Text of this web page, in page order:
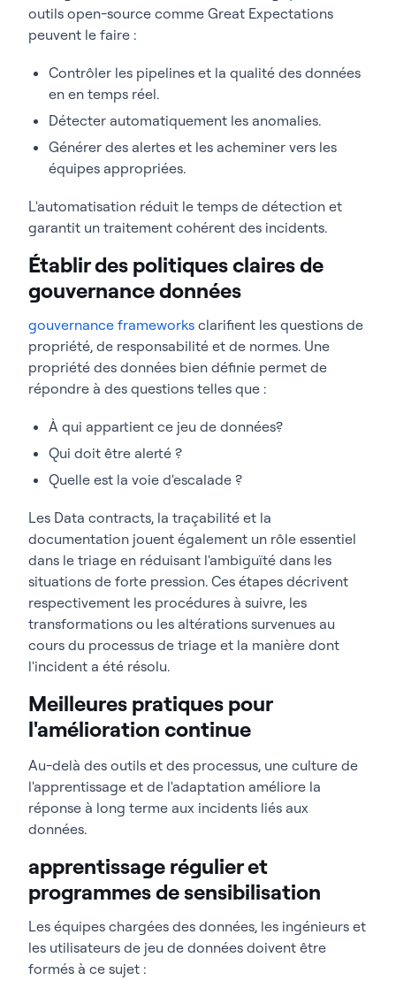
outils open-source comme Great Expectations
peuvent le faire :
Contrôler les pipelines et la qualité des données
en en temps réel.
Détecter automatiquement les anomalies.
Générer des alertes et les acheminer vers les
équipes appropriées.
L'automatisation réduit le temps de détection et
garantit un traitement cohérent des incidents.
Établir des politiques claires de
gouvernance données
gouvernance frameworks clarifient les questions de
propriété, de responsabilité et de normes. Une
propriété des données bien définie permet de
répondre à des questions telles que :
À qui appartient ce jeu de données?
Qui doit être alerté ?
Quelle est la voie d'escalade ?
Les Data contracts, la traçabilité et la
documentation jouent également un rôle essentiel
dans le triage en réduisant l'ambiguïté dans les
situations de forte pression. Ces étapes décrivent
respectivement les procédures à suivre, les
transformations ou les altérations survenues au
cours du processus de triage et la manière dont
l'incident a été résolu.
Meilleures pratiques pour
l'amélioration continue
Au-delà des outils et des processus, une culture de
l'apprentissage et de l'adaptation améliore la
réponse à long terme aux incidents liés aux
données.
apprentissage régulier et
programmes de sensibilisation
Les équipes chargées des données, les ingénieurs et
les utilisateurs de jeu de données doivent être
formés à ce sujet :